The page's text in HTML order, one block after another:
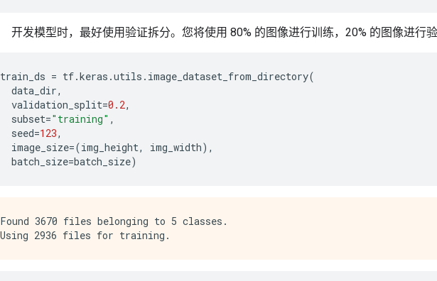
开发模型时，最好使用验证拆分。您将使用 80% 的图像进行训练，20% 的图像进行验
train_ds = tf.keras .utils . image_dataset_from_directory(
data_dir,
validation_split=0.2,
subset="training" ,
seed=123,
image_size=(img_height, img_width),
batch_size=batch_size)
Found 3670 files belonging to 5 classes.